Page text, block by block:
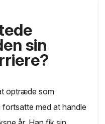
sin
optræde som
fortsatte med at handle